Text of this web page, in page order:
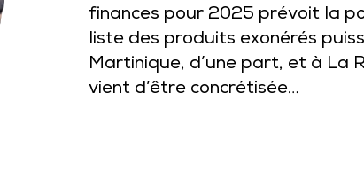
finances pour 2025 prévoit la
liste des produits exonérés
Martinique, d’une part, et à La
vient d’être concrétisée…